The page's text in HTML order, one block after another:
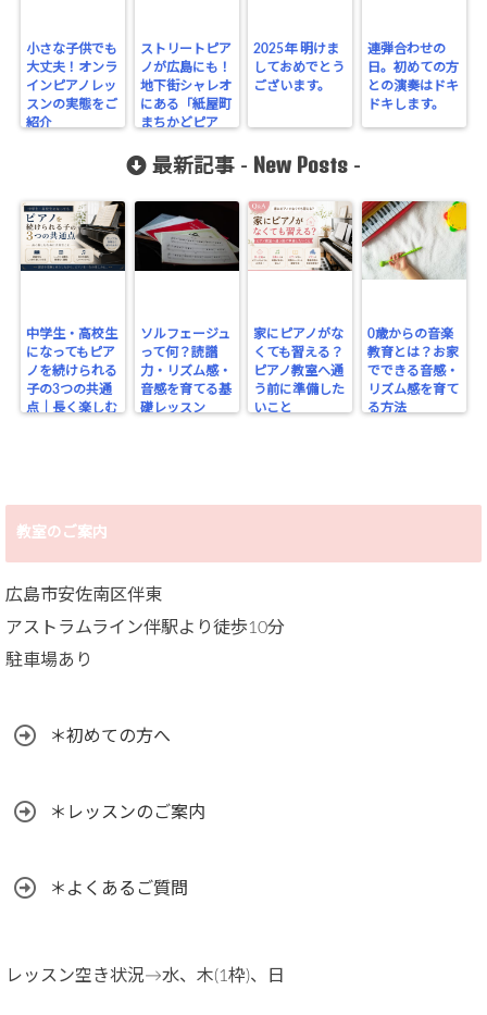
小さな子供でも
大丈夫！オンラ
インピアノレッ
スンの実態をご
紹介
ストリートピア
ノが広島にも！
地下街シャレオ
にある「紙屋町
まちかどピア
2025年 明けま
しておめでとう
ございます。
連弾合わせの
日。初めての方
との演奏はドキ
ドキします。
最新記事 - New Posts -
中学生・高校生
になってもピア
ノを続けられる
子の3つの共通
点｜長く楽しむ
ソルフェージュ
って何？読譜
力・リズム感・
音感を育てる基
礎レッスン
家にピアノがな
くても習える？
ピアノ教室へ通
う前に準備した
いこと
0歳からの音楽
教育とは？お家
でできる音感・
リズム感を育て
る方法
教室のご案内
広島市安佐南区伴東
アストラムライン伴駅より徒歩10分
駐車場あり
＊初めての方へ
＊レッスンのご案内
＊よくあるご質問
レッスン空き状況→水、木(1枠)、日